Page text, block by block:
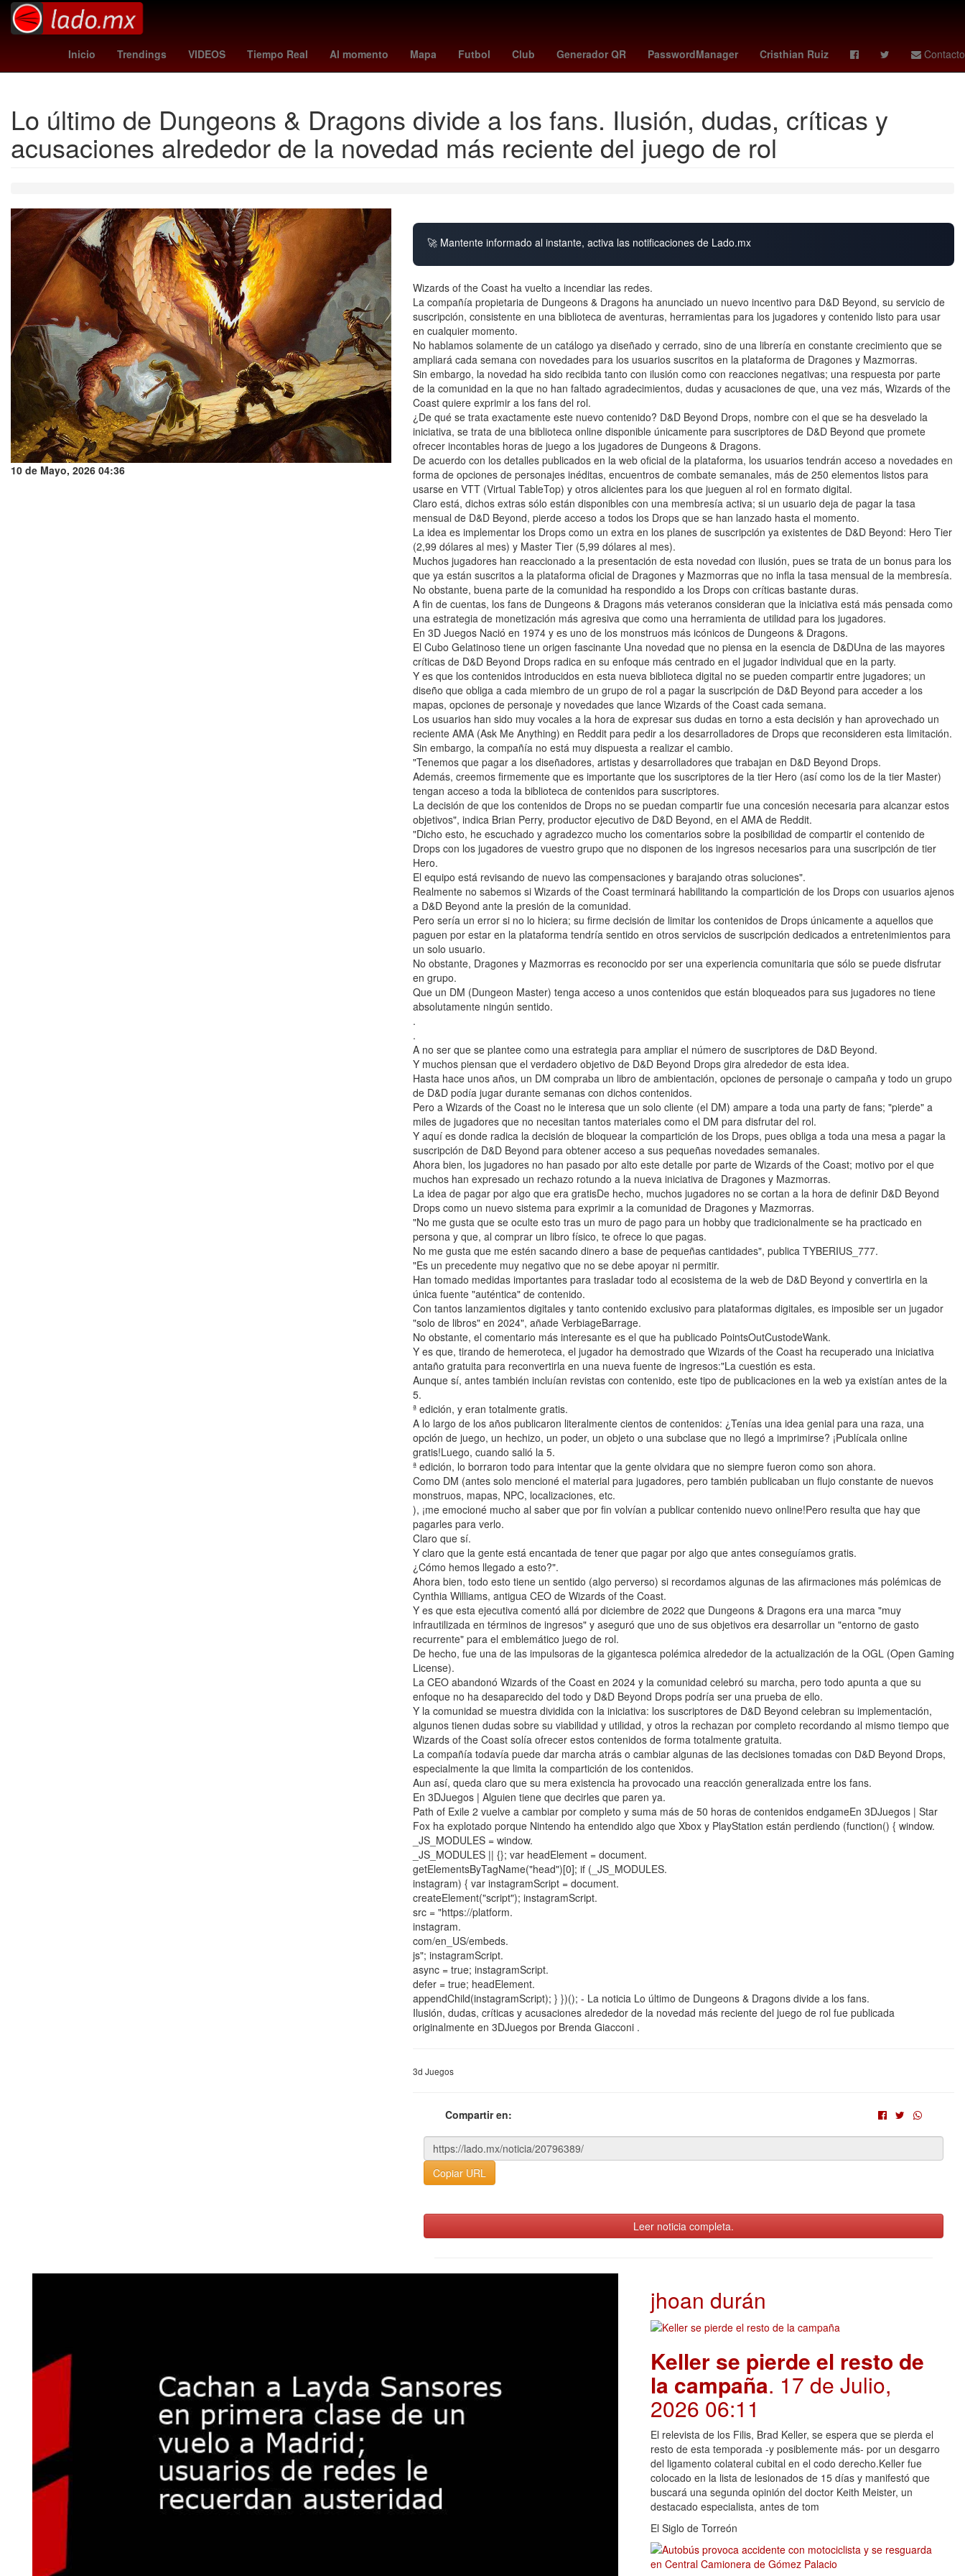
Inicio Trendings VIDEOS Tiempo Real Al momento Mapa Futbol Club Generador QR PasswordManager Cristhian Ruiz Contacto
27 de marzo Nueva York chuvas helinho siete reinos Danna Paola lafc - guadalajara Agave Inundación Puebla de Zaragoza
Lo último de Dungeons & Dragons divide a los fans. Ilusión, dudas, críticas y
acusaciones alrededor de la novedad más reciente del juego de rol
10 de Mayo, 2026 04:36
🚀 Mantente informado al instante, activa las notificaciones de Lado.mx
Wizards of the Coast ha vuelto a incendiar las redes.
La compañía propietaria de Dungeons & Dragons ha anunciado un nuevo incentivo para D&D Beyond, su servicio de
suscripción, consistente en una biblioteca de aventuras, herramientas para los jugadores y contenido listo para usar
en cualquier momento.
No hablamos solamente de un catálogo ya diseñado y cerrado, sino de una librería en constante crecimiento que se
ampliará cada semana con novedades para los usuarios suscritos en la plataforma de Dragones y Mazmorras.
Sin embargo, la novedad ha sido recibida tanto con ilusión como con reacciones negativas; una respuesta por parte
de la comunidad en la que no han faltado agradecimientos, dudas y acusaciones de que, una vez más, Wizards of the
Coast quiere exprimir a los fans del rol.
¿De qué se trata exactamente este nuevo contenido? D&D Beyond Drops, nombre con el que se ha desvelado la
iniciativa, se trata de una biblioteca online disponible únicamente para suscriptores de D&D Beyond que promete
ofrecer incontables horas de juego a los jugadores de Dungeons & Dragons.
De acuerdo con los detalles publicados en la web oficial de la plataforma, los usuarios tendrán acceso a novedades en
forma de opciones de personajes inéditas, encuentros de combate semanales, más de 250 elementos listos para
usarse en VTT (Virtual TableTop) y otros alicientes para los que jueguen al rol en formato digital.
Claro está, dichos extras sólo están disponibles con una membresía activa; si un usuario deja de pagar la tasa
mensual de D&D Beyond, pierde acceso a todos los Drops que se han lanzado hasta el momento.
La idea es implementar los Drops como un extra en los planes de suscripción ya existentes de D&D Beyond: Hero Tier
(2,99 dólares al mes) y Master Tier (5,99 dólares al mes).
Muchos jugadores han reaccionado a la presentación de esta novedad con ilusión, pues se trata de un bonus para los
que ya están suscritos a la plataforma oficial de Dragones y Mazmorras que no infla la tasa mensual de la membresía.
No obstante, buena parte de la comunidad ha respondido a los Drops con críticas bastante duras.
A fin de cuentas, los fans de Dungeons & Dragons más veteranos consideran que la iniciativa está más pensada como
una estrategia de monetización más agresiva que como una herramienta de utilidad para los jugadores.
En 3D Juegos Nació en 1974 y es uno de los monstruos más icónicos de Dungeons & Dragons.
El Cubo Gelatinoso tiene un origen fascinante Una novedad que no piensa en la esencia de D&DUna de las mayores
críticas de D&D Beyond Drops radica en su enfoque más centrado en el jugador individual que en la party.
Y es que los contenidos introducidos en esta nueva biblioteca digital no se pueden compartir entre jugadores; un
diseño que obliga a cada miembro de un grupo de rol a pagar la suscripción de D&D Beyond para acceder a los
mapas, opciones de personaje y novedades que lance Wizards of the Coast cada semana.
Los usuarios han sido muy vocales a la hora de expresar sus dudas en torno a esta decisión y han aprovechado un
reciente AMA (Ask Me Anything) en Reddit para pedir a los desarrolladores de Drops que reconsideren esta limitación.
Sin embargo, la compañía no está muy dispuesta a realizar el cambio.
"Tenemos que pagar a los diseñadores, artistas y desarrolladores que trabajan en D&D Beyond Drops.
Además, creemos firmemente que es importante que los suscriptores de la tier Hero (así como los de la tier Master)
tengan acceso a toda la biblioteca de contenidos para suscriptores.
La decisión de que los contenidos de Drops no se puedan compartir fue una concesión necesaria para alcanzar estos
objetivos", indica Brian Perry, productor ejecutivo de D&D Beyond, en el AMA de Reddit.
"Dicho esto, he escuchado y agradezco mucho los comentarios sobre la posibilidad de compartir el contenido de
Drops con los jugadores de vuestro grupo que no disponen de los ingresos necesarios para una suscripción de tier
Hero.
El equipo está revisando de nuevo las compensaciones y barajando otras soluciones".
Realmente no sabemos si Wizards of the Coast terminará habilitando la compartición de los Drops con usuarios ajenos
a D&D Beyond ante la presión de la comunidad.
Pero sería un error si no lo hiciera; su firme decisión de limitar los contenidos de Drops únicamente a aquellos que
paguen por estar en la plataforma tendría sentido en otros servicios de suscripción dedicados a entretenimientos para
un solo usuario.
No obstante, Dragones y Mazmorras es reconocido por ser una experiencia comunitaria que sólo se puede disfrutar
en grupo.
Que un DM (Dungeon Master) tenga acceso a unos contenidos que están bloqueados para sus jugadores no tiene
absolutamente ningún sentido.
.
.
A no ser que se plantee como una estrategia para ampliar el número de suscriptores de D&D Beyond.
Y muchos piensan que el verdadero objetivo de D&D Beyond Drops gira alrededor de esta idea.
Hasta hace unos años, un DM compraba un libro de ambientación, opciones de personaje o campaña y todo un grupo
de D&D podía jugar durante semanas con dichos contenidos.
Pero a Wizards of the Coast no le interesa que un solo cliente (el DM) ampare a toda una party de fans; "pierde" a
miles de jugadores que no necesitan tantos materiales como el DM para disfrutar del rol.
Y aquí es donde radica la decisión de bloquear la compartición de los Drops, pues obliga a toda una mesa a pagar la
suscripción de D&D Beyond para obtener acceso a sus pequeñas novedades semanales.
Ahora bien, los jugadores no han pasado por alto este detalle por parte de Wizards of the Coast; motivo por el que
muchos han expresado un rechazo rotundo a la nueva iniciativa de Dragones y Mazmorras.
La idea de pagar por algo que era gratisDe hecho, muchos jugadores no se cortan a la hora de definir D&D Beyond
Drops como un nuevo sistema para exprimir a la comunidad de Dragones y Mazmorras.
"No me gusta que se oculte esto tras un muro de pago para un hobby que tradicionalmente se ha practicado en
persona y que, al comprar un libro físico, te ofrece lo que pagas.
No me gusta que me estén sacando dinero a base de pequeñas cantidades", publica TYBERIUS_777.
"Es un precedente muy negativo que no se debe apoyar ni permitir.
Han tomado medidas importantes para trasladar todo al ecosistema de la web de D&D Beyond y convertirla en la
única fuente "auténtica" de contenido.
Con tantos lanzamientos digitales y tanto contenido exclusivo para plataformas digitales, es imposible ser un jugador
"solo de libros" en 2024", añade VerbiageBarrage.
No obstante, el comentario más interesante es el que ha publicado PointsOutCustodeWank.
Y es que, tirando de hemeroteca, el jugador ha demostrado que Wizards of the Coast ha recuperado una iniciativa
antaño gratuita para reconvertirla en una nueva fuente de ingresos:"La cuestión es esta.
Aunque sí, antes también incluían revistas con contenido, este tipo de publicaciones en la web ya existían antes de la
5.
ª edición, y eran totalmente gratis.
A lo largo de los años publicaron literalmente cientos de contenidos: ¿Tenías una idea genial para una raza, una
opción de juego, un hechizo, un poder, un objeto o una subclase que no llegó a imprimirse? ¡Publícala online
gratis!Luego, cuando salió la 5.
ª edición, lo borraron todo para intentar que la gente olvidara que no siempre fueron como son ahora.
Como DM (antes solo mencioné el material para jugadores, pero también publicaban un flujo constante de nuevos
monstruos, mapas, NPC, localizaciones, etc.
), ¡me emocioné mucho al saber que por fin volvían a publicar contenido nuevo online!Pero resulta que hay que
pagarles para verlo.
Claro que sí.
Y claro que la gente está encantada de tener que pagar por algo que antes conseguíamos gratis.
¿Cómo hemos llegado a esto?".
Ahora bien, todo esto tiene un sentido (algo perverso) si recordamos algunas de las afirmaciones más polémicas de
Cynthia Williams, antigua CEO de Wizards of the Coast.
Y es que esta ejecutiva comentó allá por diciembre de 2022 que Dungeons & Dragons era una marca "muy
infrautilizada en términos de ingresos" y aseguró que uno de sus objetivos era desarrollar un "entorno de gasto
recurrente" para el emblemático juego de rol.
De hecho, fue una de las impulsoras de la gigantesca polémica alrededor de la actualización de la OGL (Open Gaming
License).
La CEO abandonó Wizards of the Coast en 2024 y la comunidad celebró su marcha, pero todo apunta a que su
enfoque no ha desaparecido del todo y D&D Beyond Drops podría ser una prueba de ello.
Y la comunidad se muestra dividida con la iniciativa: los suscriptores de D&D Beyond celebran su implementación,
algunos tienen dudas sobre su viabilidad y utilidad, y otros la rechazan por completo recordando al mismo tiempo que
Wizards of the Coast solía ofrecer estos contenidos de forma totalmente gratuita.
La compañía todavía puede dar marcha atrás o cambiar algunas de las decisiones tomadas con D&D Beyond Drops,
especialmente la que limita la compartición de los contenidos.
Aun así, queda claro que su mera existencia ha provocado una reacción generalizada entre los fans.
En 3DJuegos | Alguien tiene que decirles que paren ya.
Path of Exile 2 vuelve a cambiar por completo y suma más de 50 horas de contenidos endgameEn 3DJuegos | Star
Fox ha explotado porque Nintendo ha entendido algo que Xbox y PlayStation están perdiendo (function() { window.
_JS_MODULES = window.
_JS_MODULES || {}; var headElement = document.
getElementsByTagName("head")[0]; if (_JS_MODULES.
instagram) { var instagramScript = document.
createElement("script"); instagramScript.
src = "https://platform.
instagram.
com/en_US/embeds.
js"; instagramScript.
async = true; instagramScript.
defer = true; headElement.
appendChild(instagramScript); } })(); - La noticia Lo último de Dungeons & Dragons divide a los fans.
Ilusión, dudas, críticas y acusaciones alrededor de la novedad más reciente del juego de rol fue publicada
originalmente en 3DJuegos por Brenda Giacconi .
3d Juegos
Compartir en:
Copiar URL
Leer noticia completa.
jhoan durán
Keller se pierde el resto de
la campaña. 17 de Julio,
2026 06:11
El relevista de los Filis, Brad Keller, se espera que se pierda el
resto de esta temporada -y posiblemente más- por un desgarro
del ligamento colateral cubital en el codo derecho.Keller fue
colocado en la lista de lesionados de 15 días y manifestó que
buscará una segunda opinión del doctor Keith Meister, un
destacado especialista, antes de tom
El Siglo de Torreón